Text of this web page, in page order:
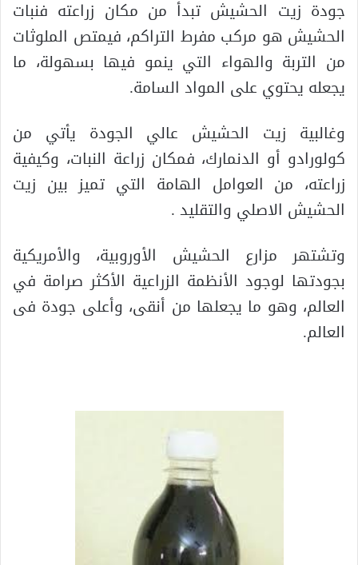
جودة زيت الحشيش تبدأ من مكان زراعته فنبات
الحشيش هو مركب مفرط التراكم، فيمتص الملوثات
من التربة والهواء التي ينمو فيها بسهولة، ما
يجعله يحتوي على المواد السامة.
وغالبية زيت الحشيش عالي الجودة يأتي من
كولورادو أو الدنمارك، فمكان زراعة النبات، وكيفية
زراعته، من العوامل الهامة التي تميز بين زيت
الحشيش الاصلي والتقليد .
وتشتهر مزارع الحشيش الأوروبية، والأمريكية
بجودتها لوجود الأنظمة الزراعية الأكثر صرامة في
العالم، وهو ما يجعلها من أنقى، وأعلى جودة فى
العالم.